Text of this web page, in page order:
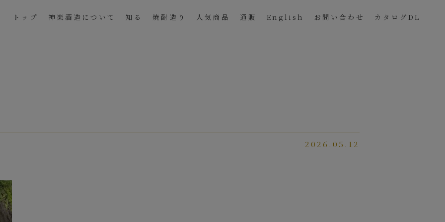
トップ 神楽酒造について 知る 焼酎造り 人気商品 通販 English お問い合わせ カタログDL
2026.05.12